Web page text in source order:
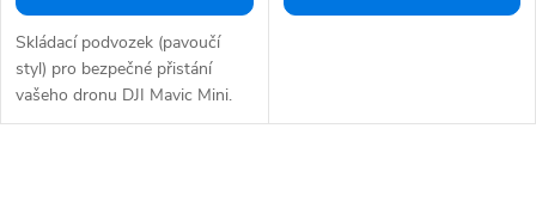
Skládací podvozek (pavoučí
styl) pro bezpečné přistání
vašeho dronu DJI Mavic Mini.